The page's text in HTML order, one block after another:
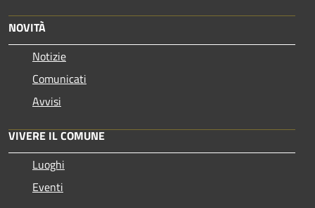
NOVITÀ
Notizie
Comunicati
Avvisi
VIVERE IL COMUNE
Luoghi
Eventi